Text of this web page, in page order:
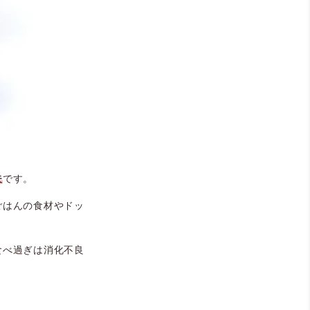
です。
んの食材やドッ
過ぎは消化不良